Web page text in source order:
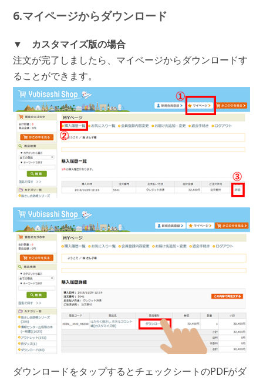
6.マイページからダウンロード
▼ カスタマイズ版の場合
注文が完了しましたら、マイページからダウンロードす
ることができます。
ダウンロードをタップするとチェックシートのPDFがダ